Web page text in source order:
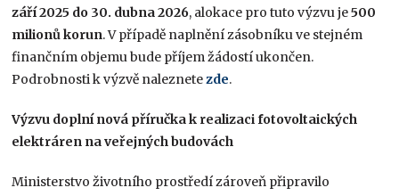
září 2025 do 30. dubna 2026, alokace pro tuto výzvu je500
milionů korun. V případě naplnění zásobníku ve stejném
finančním objemu bude příjem žádostí ukončen.
Podrobnosti k výzvě naleznetezde.
Výzvu doplní nová příručka k realizaci fotovoltaických
elektráren na veřejných budovách
Ministerstvo životního prostředí zároveň připravilo